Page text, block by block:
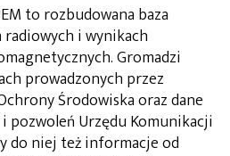
to rozbudowana baza
i wynikach
Gromadzi
prowadzonych przez
Środowiska oraz dane
pozwoleń Urzędu Komunikacji
do niej też informacje od